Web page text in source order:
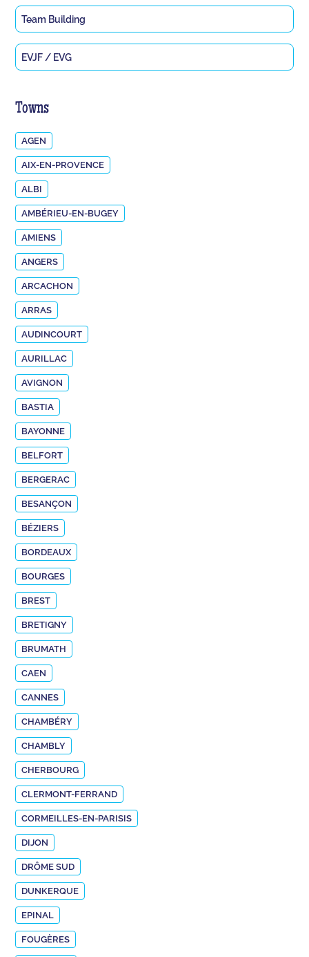
Team Building
EVJF / EVG
Towns
AGEN
AIX-EN-PROVENCE
ALBI
AMBÉRIEU-EN-BUGEY
AMIENS
ANGERS
ARCACHON
ARRAS
AUDINCOURT
AURILLAC
AVIGNON
BASTIA
BAYONNE
BELFORT
BERGERAC
BESANÇON
BÉZIERS
BORDEAUX
BOURGES
BREST
BRETIGNY
BRUMATH
CAEN
CANNES
CHAMBÉRY
CHAMBLY
CHERBOURG
CLERMONT-FERRAND
CORMEILLES-EN-PARISIS
DIJON
DRÔME SUD
DUNKERQUE
EPINAL
FOUGÈRES